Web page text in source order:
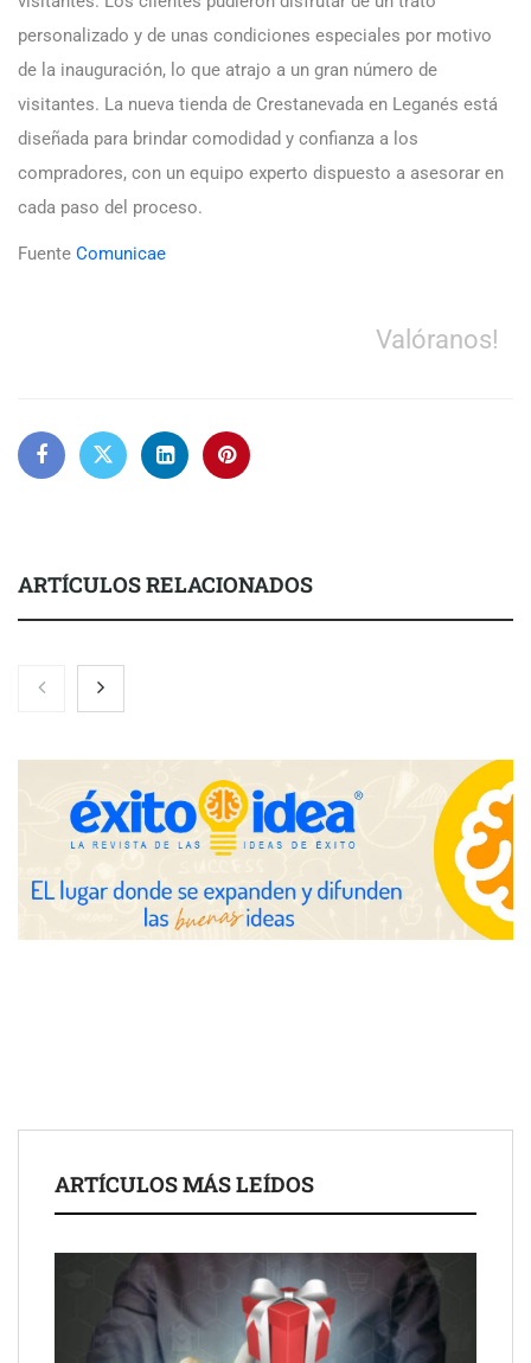
personalizado y de unas condiciones especiales por motivo
de la inauguración, lo que atrajo a un gran número de
visitantes. La nueva tienda de Crestanevada en Leganés está
diseñada para brindar comodidad y confianza a los
compradores, con un equipo experto dispuesto a asesorar en
cada paso del proceso.
Fuente Comunicae
Valóranos!
ARTÍCULOS RELACIONADOS
NOVA: innovación y diseño que transforman espacios de la
mano de Tormo Franquicias
Servimudanzas supera las 3.000 reseñas con 4,8 estrellas en
ARTÍCULOS MÁS LEÍDOS